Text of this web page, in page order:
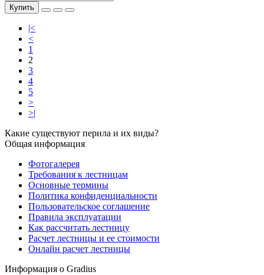
Купить
|<
<
1
2
3
4
5
>
>|
Какие существуют перила и их виды?
Общая информация
Фотогалерея
Требования к лестницам
Основные термины
Политика конфиденциальности
Пользовательское соглашение
Правила эксплуатации
Как рассчитать лестницу
Расчет лестницы и ее стоимости
Онлайн расчет лестницы
Информация о Gradius